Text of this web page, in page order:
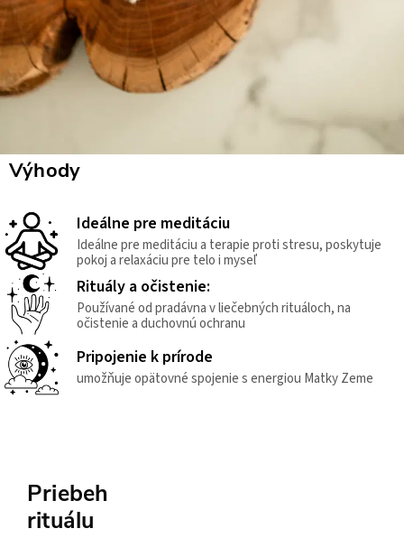
Výhody
Ideálne pre meditáciu
Ideálne pre meditáciu a terapie proti stresu, poskytuje
pokoj a relaxáciu pre telo i myseľ
Rituály a očistenie:
Používané od pradávna v liečebných rituáloch, na
očistenie a duchovnú ochranu
Pripojenie k prírode
umožňuje opätovné spojenie s energiou Matky Zeme
Priebeh
rituálu